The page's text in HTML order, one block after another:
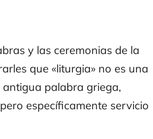
y las ceremonias de la
que «liturgia» no es una
palabra griega,
específicamente servicio